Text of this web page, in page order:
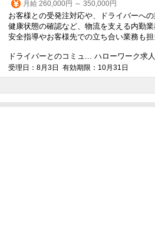
月給 260,000円 ～ 350,000円
お客様との受発注対応や、ドライバーへ
健康状態の確認など、物流を支える内勤業
安全指導やお客様先での立ち合い業務も担
ドライバーとのコミュ... ハローワーク求
受理日：8月3日 有効期限：10月31日